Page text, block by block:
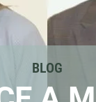
BLOG